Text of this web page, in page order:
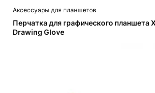
Аксессуары для планшетов
Перчатка для графического планшета
Drawing Glove